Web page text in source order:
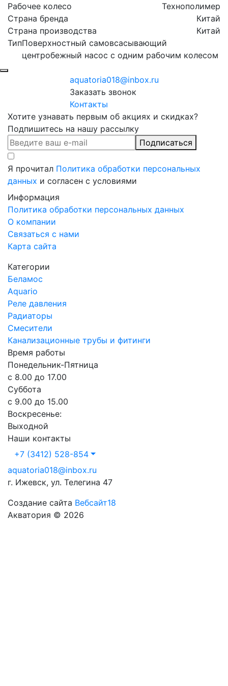
Рабочее колесо
Технополимер
Страна бренда
Китай
Страна производства
Китай
ТипПоверхностный самовсасывающий
центробежный насос с одним рабочим колесом
aquatoria018@inbox.ru
Заказать звонок
Контакты
Хотите узнавать первым об акциях и скидках?
Подпишитесь на нашу рассылку
Подписаться
Я прочитал Политика обработки персональных
данных и согласен с условиями
Информация
Политика обработки персональных данных
О компании
Связаться с нами
Карта сайта
Категории
Беламос
Aquario
Реле давления
Радиаторы
Смесители
Канализационные трубы и фитинги
Время работы
Понедельник-Пятница
с 8.00 до 17.00
Суббота
с 9.00 до 15.00
Воскресенье:
Выходной
Наши контакты
+7 (3412) 528-854
aquatoria018@inbox.ru
г. Ижевск, ул. Телегина 47
Создание сайта Вебсайт18
Акватория © 2026